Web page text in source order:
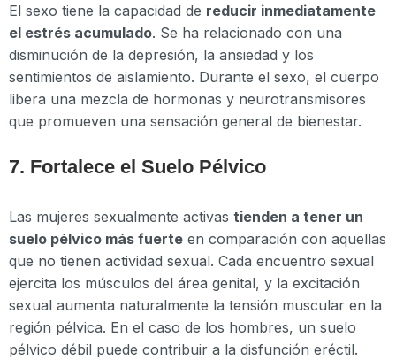
El sexo tiene la capacidad de reducir inmediatamente
el estrés acumulado. Se ha relacionado con una
disminución de la depresión, la ansiedad y los
sentimientos de aislamiento. Durante el sexo, el cuerpo
libera una mezcla de hormonas y neurotransmisores
que promueven una sensación general de bienestar.
7. Fortalece el Suelo Pélvico
Las mujeres sexualmente activas tienden a tener un
suelo pélvico más fuerte en comparación con aquellas
que no tienen actividad sexual. Cada encuentro sexual
ejercita los músculos del área genital, y la excitación
sexual aumenta naturalmente la tensión muscular en la
región pélvica. En el caso de los hombres, un suelo
pélvico débil puede contribuir a la disfunción eréctil.